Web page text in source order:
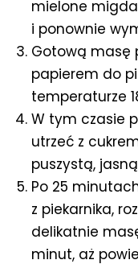
mielone
i ponownie
Gotową masę
papierem do
temperaturze
W tym czasie
utrzeć z
puszystą,
Po 25
z piekarnika,
delikatnie
minut, aż